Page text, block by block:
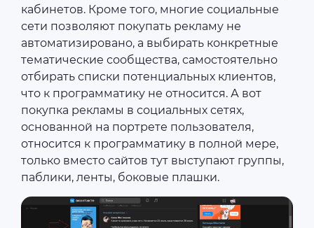
кабинетов. Кроме того, многие социальные
сети позволяют покупать рекламу не
автоматизировано, а выбирать конкретные
тематические сообщества, самостоятельно
отбирать списки потенциальных клиентов,
что к программатику не относится. А вот
покупка рекламы в социальных сетях,
основанной на портрете пользователя,
относится к программатику в полной мере,
только вместо сайтов тут выступают группы,
паблики, ленты, боковые плашки.